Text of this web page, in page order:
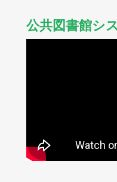
公共図書館シ